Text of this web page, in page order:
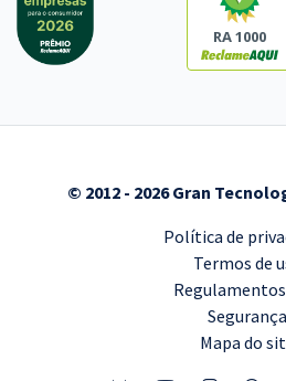
RA 1000
© 2012 - 2026 Gran
Política de
Termos de
Regulamentos
Segurança
Mapa do